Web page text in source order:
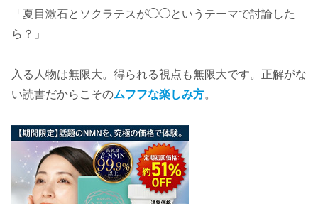
「夏目漱石とソクラテスが◯◯というテーマで討論した
ら？」
入る人物は無限大。得られる視点も無限大です。正解がな
い読書だからこそのムフフな楽しみ方。